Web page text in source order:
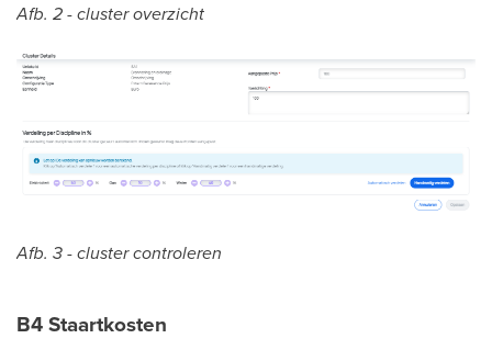
Afb. 2 - cluster overzicht
Afb. 3 - cluster controleren
B4 Staartkosten